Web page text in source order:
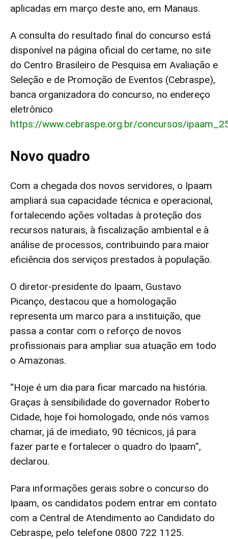
aplicadas em março deste ano, em Manaus.
A consulta do resultado final do concurso está
disponível na página oficial do certame, no site
do Centro Brasileiro de Pesquisa em Avaliação e
Seleção e de Promoção de Eventos (Cebraspe),
banca organizadora do concurso, no endereço
eletrônico
https://www.cebraspe.org.br/concursos/
Novo quadro
Com a chegada dos novos servidores, o Ipaam
ampliará sua capacidade técnica e operacional,
fortalecendo ações voltadas à proteção dos
recursos naturais, à fiscalização ambiental e à
análise de processos, contribuindo para maior
eficiência dos serviços prestados à população.
O diretor-presidente do Ipaam, Gustavo
Picanço, destacou que a homologação
representa um marco para a instituição, que
passa a contar com o reforço de novos
profissionais para ampliar sua atuação em todo
o Amazonas.
“Hoje é um dia para ficar marcado na história.
Graças à sensibilidade do governador Roberto
Cidade, hoje foi homologado, onde nós vamos
chamar, já de imediato, 90 técnicos, já para
fazer parte e fortalecer o quadro do Ipaam”,
declarou.
Para informações gerais sobre o concurso do
Ipaam, os candidatos podem entrar em contato
com a Central de Atendimento ao Candidato do
Cebraspe, pelo telefone 0800 722 1125.